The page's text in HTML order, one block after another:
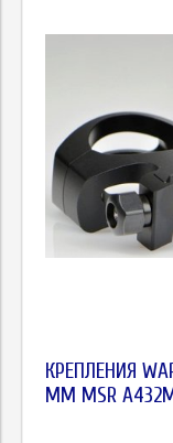
КРЕПЛЕНИЯ
ММ MSR A432M